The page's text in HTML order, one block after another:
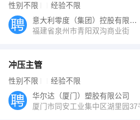
性别不限 经验不限
意大利零度（集团）控股有限公司
福建省泉州市青阳双沟商业街
冲压主管
性别不限 经验不限
华尔达（厦门）塑胶有限公司
厦门市同安工业集中区湖里园